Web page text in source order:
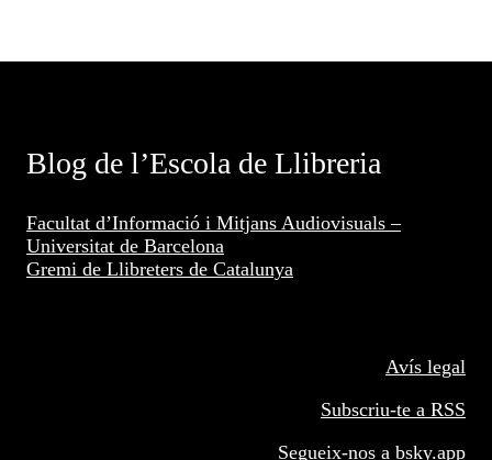
Blog de l’Escola de Llibreria
Facultat d’Informació i Mitjans Audiovisuals –
Universitat de Barcelona
Gremi de Llibreters de Catalunya
Avís legal
Subscriu-te a RSS
Segueix-nos a bsky.app